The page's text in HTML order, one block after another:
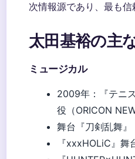
次情報源であり、最も信
太田基裕の主
ミュージカル
2009年：『テニ
役（ORICON
舞台『刀剣乱舞』
『xxxHOLiC』舞